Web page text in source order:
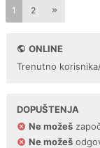
1 2
ONLINE
Trenutno
DOPUŠTENJA
Ne možeš
Ne možeš